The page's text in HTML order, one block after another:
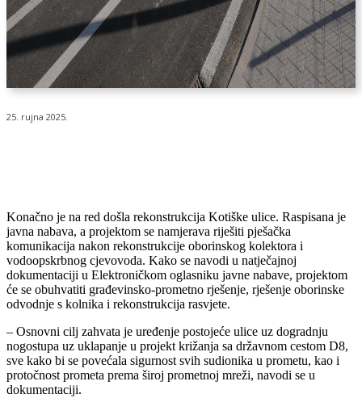
25. rujna 2025.
Konačno je na red došla rekonstrukcija Kotiške ulice. Raspisana je
javna nabava, a projektom se namjerava riješiti pješačka
komunikacija nakon rekonstrukcije oborinskog kolektora i
vodoopskrbnog cjevovoda. Kako se navodi u natječajnoj
dokumentaciji u Elektroničkom oglasniku javne nabave, projektom
će se obuhvatiti građevinsko-prometno rješenje, rješenje oborinske
odvodnje s kolnika i rekonstrukcija rasvjete.
– Osnovni cilj zahvata je uređenje postojeće ulice uz dogradnju
nogostupa uz uklapanje u projekt križanja sa državnom cestom D8,
sve kako bi se povećala sigurnost svih sudionika u prometu, kao i
protočnost prometa prema široj prometnoj mreži, navodi se u
dokumentaciji.